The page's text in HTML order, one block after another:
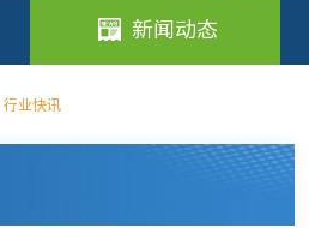
新闻动态
行业快讯